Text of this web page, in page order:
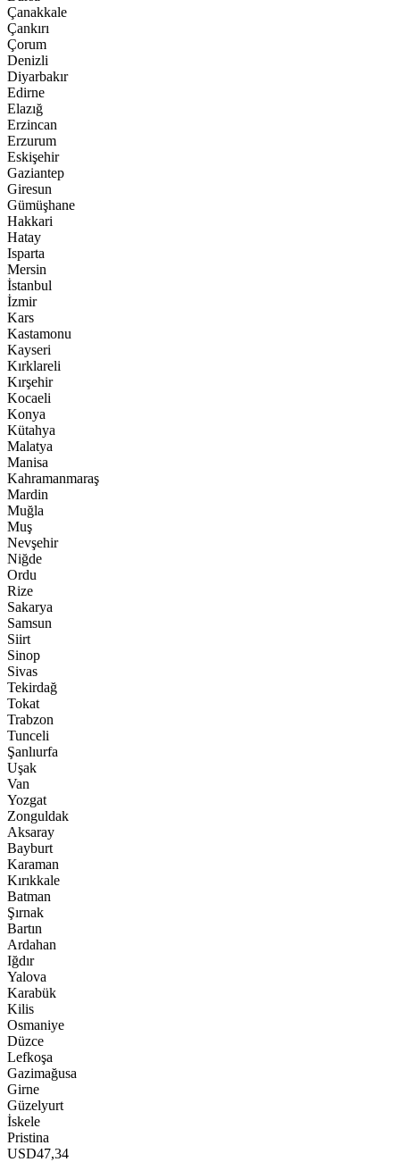
Çanakkale
Çankırı
Çorum
Denizli
Diyarbakır
Edirne
Elazığ
Erzincan
Erzurum
Eskişehir
Gaziantep
Giresun
Gümüşhane
Hakkari
Hatay
Isparta
Mersin
İstanbul
İzmir
Kars
Kastamonu
Kayseri
Kırklareli
Kırşehir
Kocaeli
Konya
Kütahya
Malatya
Manisa
Kahramanmaraş
Mardin
Muğla
Muş
Nevşehir
Niğde
Ordu
Rize
Sakarya
Samsun
Siirt
Sinop
Sivas
Tekirdağ
Tokat
Trabzon
Tunceli
Şanlıurfa
Uşak
Van
Yozgat
Zonguldak
Aksaray
Bayburt
Karaman
Kırıkkale
Batman
Şırnak
Bartın
Ardahan
Iğdır
Yalova
Karabük
Kilis
Osmaniye
Düzce
Lefkoşa
Gazimağusa
Girne
Güzelyurt
İskele
Pristina
USD47,34